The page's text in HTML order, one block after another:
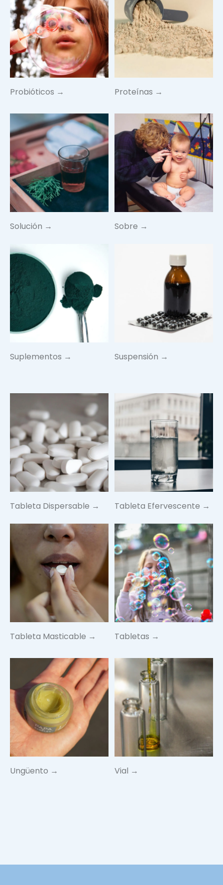
Probióticos → Proteínas →
Solución → Sobre →
Suplementos → Suspensión →
Tableta Dispersable → Tableta Efervescente →
Tableta Masticable → Tabletas →
Ungüento → Vial →